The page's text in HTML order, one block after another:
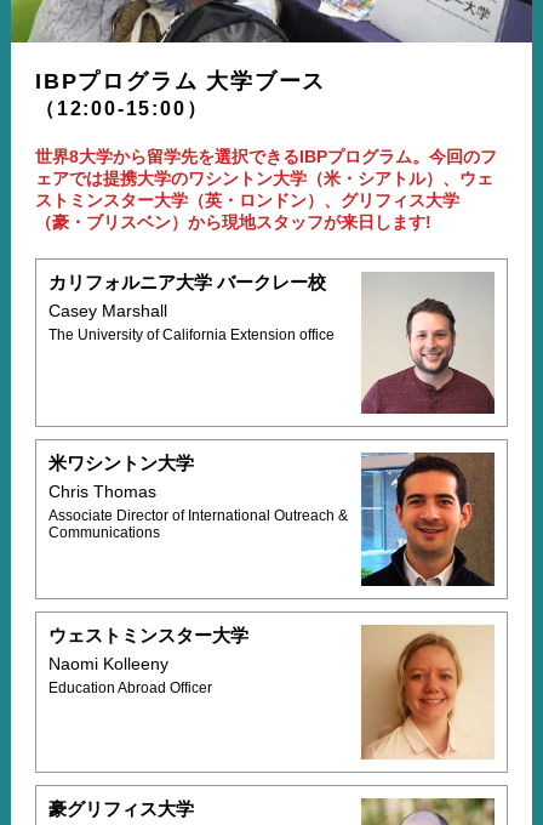
IBPプログラム 大学ブース
（12:00-15:00）
世界8大学から留学先を選択できるIBPプログラム。今回のフ
ェアでは提携大学のワシントン大学（米・シアトル）、ウェ
ストミンスター大学（英・ロンドン）、グリフィス大学
（豪・ブリスベン）から現地スタッフが来日します!
カリフォルニア大学 バークレー校
Casey Marshall
The University of California Extension office
米ワシントン大学
Chris Thomas
Associate Director of International Outreach &
Communications
ウェストミンスター大学
Naomi Kolleeny
Education Abroad Officer
豪グリフィス大学